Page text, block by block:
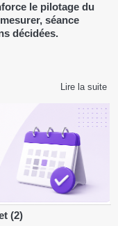
le pilotage du
séance
décidées.
Lire la suite
(2)